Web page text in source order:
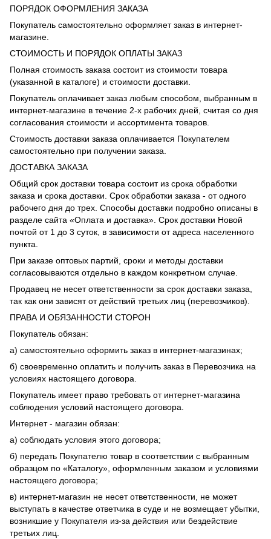
ПОРЯДОК ОФОРМЛЕНИЯ ЗАКАЗА
Покупатель самостоятельно оформляет заказ в интернет-
магазине.
СТОИМОСТЬ И ПОРЯДОК ОПЛАТЫ ЗАКАЗ
Полная стоимость заказа состоит из стоимости товара
(указанной в каталоге) и стоимости доставки.
Покупатель оплачивает заказ любым способом, выбранным в
интернет-магазине в течение 2-х рабочих дней, считая со дня
согласования стоимости и ассортимента товаров.
Стоимость доставки заказа оплачивается Покупателем
самостоятельно при получении заказа.
ДОСТАВКА ЗАКАЗА
Общий срок доставки товара состоит из срока обработки
заказа и срока доставки. Срок обработки заказа - от одного
рабочего дня до трех. Способы доставки подробно описаны в
разделе сайта «Оплата и доставка». Срок доставки Новой
почтой от 1 до 3 суток, в зависимости от адреса населенного
пункта.
При заказе оптовых партий, сроки и методы доставки
согласовываются отдельно в каждом конкретном случае.
Продавец не несет ответственности за срок доставки заказа,
так как они зависят от действий третьих лиц (перевозчиков).
ПРАВА И ОБЯЗАННОСТИ СТОРОН
Покупатель обязан:
а) самостоятельно оформить заказ в интернет-магазинах;
б) своевременно оплатить и получить заказ в Перевозчика на
условиях настоящего договора.
Покупатель имеет право требовать от интернет-магазина
соблюдения условий настоящего договора.
Интернет - магазин обязан:
а) соблюдать условия этого договора;
б) передать Покупателю товар в соответствии с выбранным
образцом по «Каталогу», оформленным заказом и условиями
настоящего договора;
в) интернет-магазин не несет ответственности, не может
выступать в качестве ответчика в суде и не возмещает убытки,
возникшие у Покупателя из-за действия или бездействие
третьих лиц.